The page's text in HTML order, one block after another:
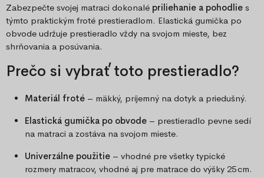
Zabezpečte svojej matraci dokonalé priliehanie a pohodlie s
týmto praktickým froté prestieradlom. Elastická gumička po
obvode udržuje prestieradlo vždy na svojom mieste, bez
shrňovania a posúvania.
Prečo si vybrať toto prestieradlo?
Materiál froté – mäkký, príjemný na dotyk a priedušný.
Elastická gumička po obvode – prestieradlo pevne sedí
na matraci a zostáva na svojom mieste.
Univerzálne použitie – vhodné pre všetky typické
rozmery matracov, vhodné aj pre matrace do výšky 25 cm.